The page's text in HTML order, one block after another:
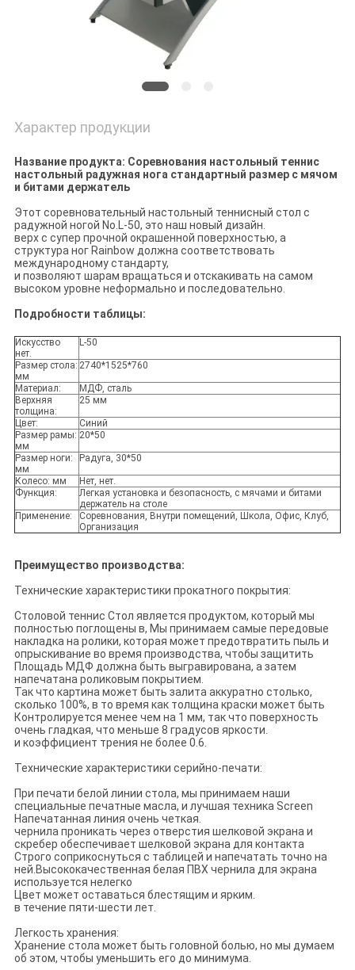
Характер продукции
Название продукта: Соревнования настольный теннис
настольный радужная нога стандартный размер с мячом
и битами держатель
Этот соревновательный настольный теннисный стол с
радужной ногой No.L-50, это наш новый дизайн.
верх с супер прочной окрашенной поверхностью, а
структура ног Rainbow должна соответствовать
международному стандарту,
и позволяют шарам вращаться и отскакивать на самом
высоком уровне неформально и последовательно.
Подробности таблицы:
Искусство
нет.
L-50
Размер стола:
мм
2740*1525*760
Материал:
МДФ, сталь
Верхняя
толщина:
25 мм
Цвет:
Синий
Размер рамы:
мм
20*50
Размер ноги:
мм
Радуга, 30*50
Колесо: мм
Нет, нет.
Функция:
Легкая установка и безопасность, с мячами и битами
держатель на столе
Применение:
Соревнования, Внутри помещений, Школа, Офис, Клуб,
Организация
Преимущество производства:
Технические характеристики прокатного покрытия:
Столовой теннис Стол является продуктом, который мы
полностью поглощены в, Мы принимаем самые передовые
накладка на ролики, которая может предотвратить пыль и
опрыскивание во время производства, чтобы защитить
Площадь МДФ должна быть выгравирована, а затем
напечатана роликовым покрытием.
Так что картина может быть залита аккуратно столько,
сколько 100%, в то время как толщина краски может быть
Контролируется менее чем на 1 мм, так что поверхность
очень гладкая, что меньше 8 градусов яркости.
и коэффициент трения не более 0.6.
Технические характеристики серийно-печати:
При печати белой линии стола, мы принимаем наши
специальные печатные масла, и лучшая техника Screen
Напечатанная линия очень четкая.
чернила проникать через отверстия шелковой экрана и
скребер обеспечивает шелковой экрана для контакта
Строго соприкоснуться с таблицей и напечатать точно на
ней.Высококачественная белая ПВХ чернила для экрана
используется нелегко
Цвет может оставаться блестящим и ярким.
в течение пяти-шести лет.
Легкость хранения:
Хранение стола может быть головной болью, но мы думаем
об этом, чтобы уменьшить его до минимума.